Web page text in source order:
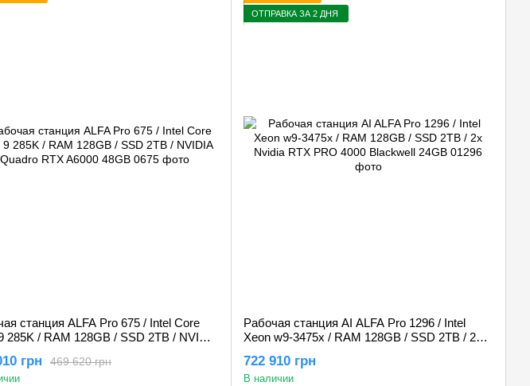
станция ALFA Pro 675 / Intel Core
285K / RAM 128GB / SSD 2TB / NVIDIA
469 620 грн
грн
ОТПРАВКА ЗА 2 ДНЯ
Рабочая станция AI ALFA Pro 1296 / Intel
Xeon w9-3475x / RAM 128GB / SSD 2TB / 2х
722 910 грн
В наличии